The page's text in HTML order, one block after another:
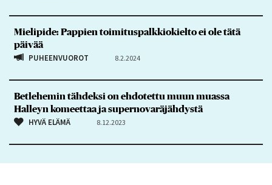
Mielipide: Pappien toimituspalkkiokielto ei ole tätä
päivää
PUHEENVUOROT 8.2.2024
Betlehemin tähdeksi on ehdotettu muun muassa
Halleyn komeettaa ja supernovaräjähdystä
HYVÄ ELÄMÄ 8.12.2023